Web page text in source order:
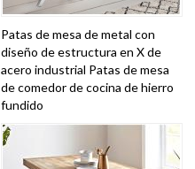
Patas de mesa de metal con
diseño de estructura en X de
acero industrial Patas de mesa
de comedor de cocina de hierro
fundido